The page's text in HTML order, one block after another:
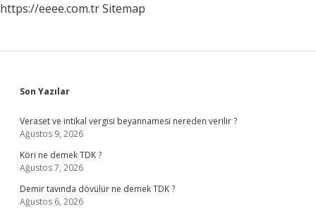
https://eeee.com.trSitemap
Sidebar
Son Yazılar
Veraset ve intikal vergisi beyannamesi nereden verilir ?
Ağustos 9, 2026
Köri ne demek TDK ?
Ağustos 7, 2026
Demir tavında dövülür ne demek TDK ?
Ağustos 6, 2026